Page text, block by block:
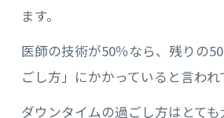
ます。
医師の技術が50％なら、残りの
ごし方」にかかっていると言わ
ダウンタイムの過ごし方はとても